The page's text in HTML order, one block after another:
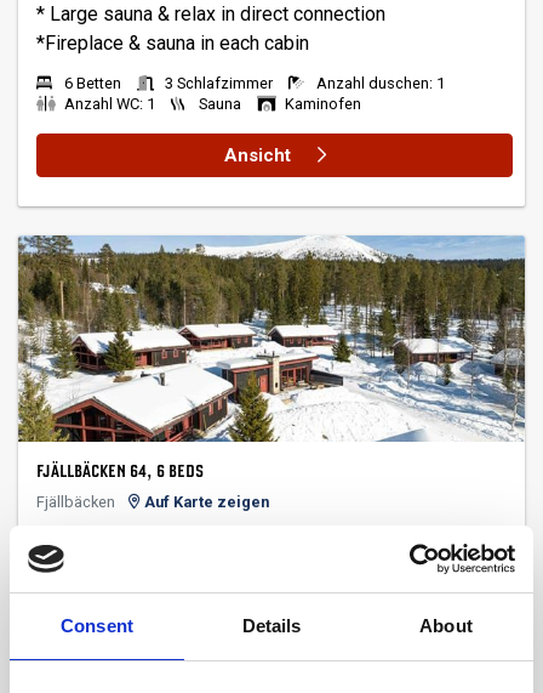
Consent Details About
* Large sauna & relax in direct connection
6 Betten 3 Schlafzimmer
Anzahl duschen: 1
Anzahl WC: 1
Sauna Kaminofen
Ansicht
FJÄLLBÄCKEN 64, 6 BEDS
Fjällbäcken
Auf Karte zeigen
* Large sauna & relax in direct connection
6 Betten 3 Schlafzimmer
Anzahl duschen: 1
Anzahl WC: 1
Sauna Kaminofen